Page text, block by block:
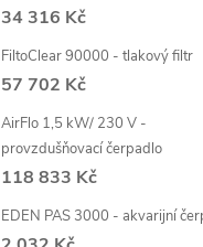
34 316 Kč
FiltoClear 90000 - tlakový filtr
57 702 Kč
AirFlo 1,5 kW/ 230 V -
provzdušňovací čerpadlo
118 833 Kč
EDEN PAS 3000 - akvarijní